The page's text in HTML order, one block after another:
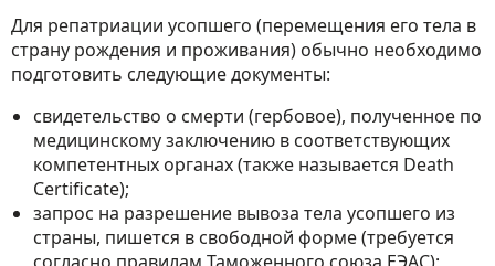
Для репатриации усопшего (перемещения его тела в
страну рождения и проживания) обычно необходимо
подготовить следующие документы:
свидетельство о смерти (гербовое), полученное по
медицинскому заключению в соответствующих
компетентных органах (также называется Death
Certificate);
запрос на разрешение вывоза тела усопшего из
страны, пишется в свободной форме (требуется